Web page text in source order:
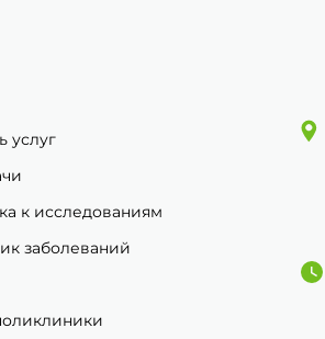
услуг
к исследованиям
заболеваний